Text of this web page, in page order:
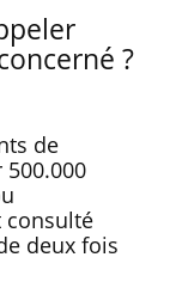
?
de
500.000
consulté
deux fois